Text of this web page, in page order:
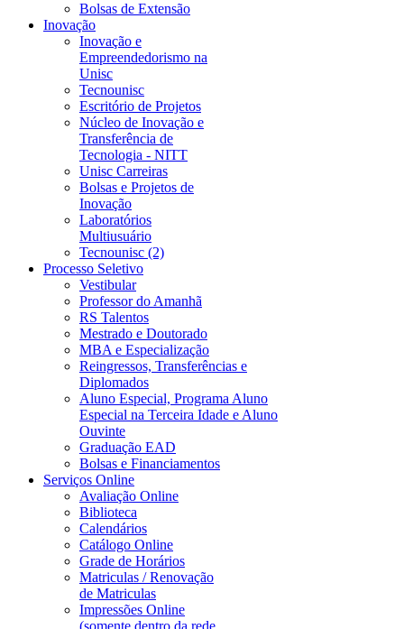
Bolsas de Extensão
Inovação
Inovação e
Empreendedorismo na
Unisc
Tecnounisc
Escritório de Projetos
Núcleo de Inovação e
Transferência de
Tecnologia - NITT
Unisc Carreiras
Bolsas e Projetos de
Inovação
Laboratórios
Multiusuário
Tecnounisc (2)
Processo Seletivo
Vestibular
Professor do Amanhã
RS Talentos
Mestrado e Doutorado
MBA e Especialização
Reingressos, Transferências e
Diplomados
Aluno Especial, Programa Aluno
Especial na Terceira Idade e Aluno
Ouvinte
Graduação EAD
Bolsas e Financiamentos
Serviços Online
Avaliação Online
Biblioteca
Calendários
Catálogo Online
Grade de Horários
Matriculas / Renovação
de Matriculas
Impressões Online
(somente dentro da rede